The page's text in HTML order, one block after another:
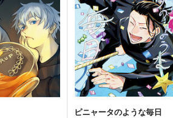
ピニャータのような毎日